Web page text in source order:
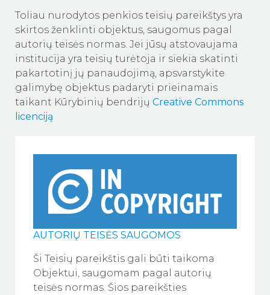
Toliau nurodytos penkios teisių pareikštys yra
skirtos ženklinti objektus, saugomus pagal
autorių teisės normas. Jei jūsų atstovaujama
institucija yra teisių turėtoja ir siekia skatinti
pakartotinį jų panaudojimą, apsvarstykite
galimybę objektus padaryti prieinamais
taikant Kūrybinių bendrijų Creative Commons
licenciją
AUTORIŲ TEISĖS SAUGOMOS
Ši Teisių pareikštis gali būti taikoma
Objektui, saugomam pagal autorių
teisės normas. Šios pareikšties